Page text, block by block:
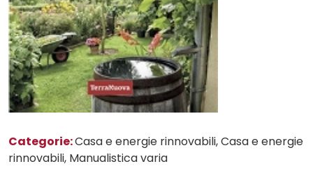
Categorie:Casa e energie rinnovabili, Casa e energie
rinnovabili, Manualistica varia